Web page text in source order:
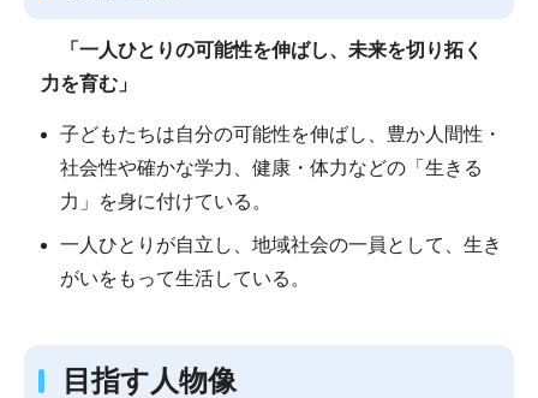
「一人ひとりの可能性を伸ばし、未来を切り拓く
力を育む」
子どもたちは自分の可能性を伸ばし、豊か人間性・
社会性や確かな学力、健康・体力などの「生きる
力」を身に付けている。
一人ひとりが自立し、地域社会の一員として、生き
がいをもって生活している。
目指す人物像